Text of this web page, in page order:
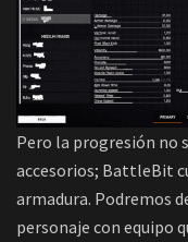
Pero la progresión no
accesorios; BattleBit
armadura. Podremos
personaje con equipo